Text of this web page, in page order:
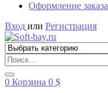
Оформление заказа
Вход или Регистрация
0 Корзина 0 $